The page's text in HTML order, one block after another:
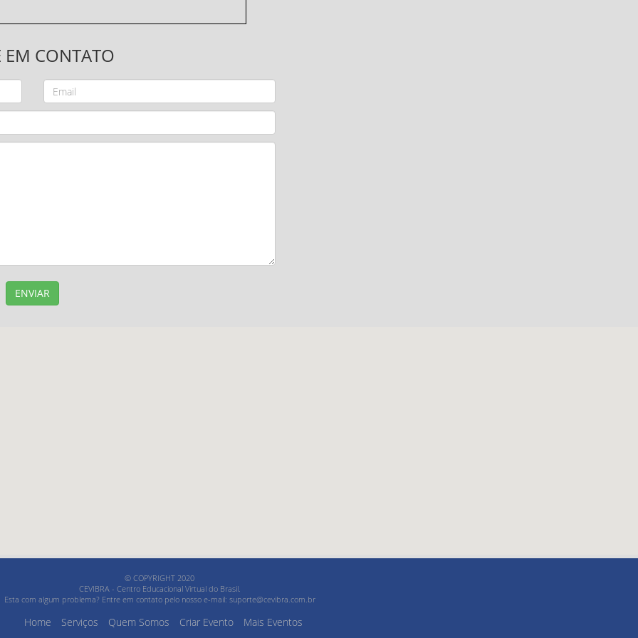
EM CONTATO
ENVIAR
© COPYRIGHT 2020
CEVIBRA - Centro Educacional Virtual do Brasil.
Esta com algum problema? Entre em contato pelo nosso e-mail: suporte@cevibra.com.br
Home Serviços Quem Somos Criar Evento Mais Eventos